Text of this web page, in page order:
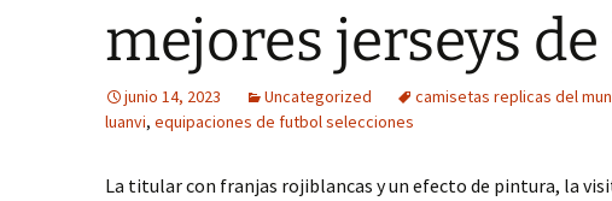
mejores jerseys
junio 14, 2023 Uncategorized camisetas replicas del
luanvi, equipaciones de futbol selecciones
La titular con franjas rojiblancas y un efecto de pintura, la